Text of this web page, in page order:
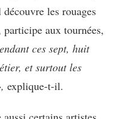
les rouages
aux tournées,
ces sept, huit
et surtout les
explique-t-il.